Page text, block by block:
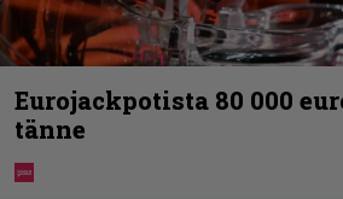
Eurojackpotista 80 000
tänne